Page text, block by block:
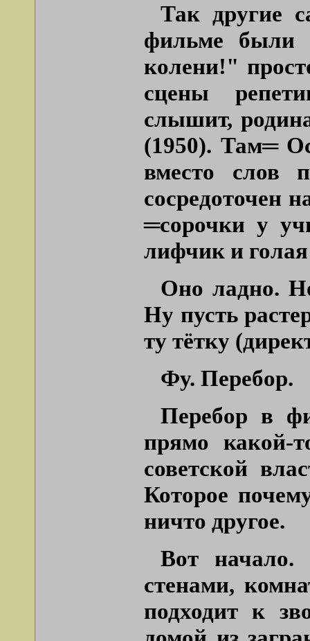
Так другие
фильме были
колени!"
сцены
слышит,
(1950). Там═
вместо
сосредоточен
═сорочки у
лифчик и голая
Оно ладно.
Ну пусть
ту тётку
Фу. Перебор.
Перебор в
прямо какой-
советской
Которое
ничто другое.
Вот начало.
стенами,
подходит к